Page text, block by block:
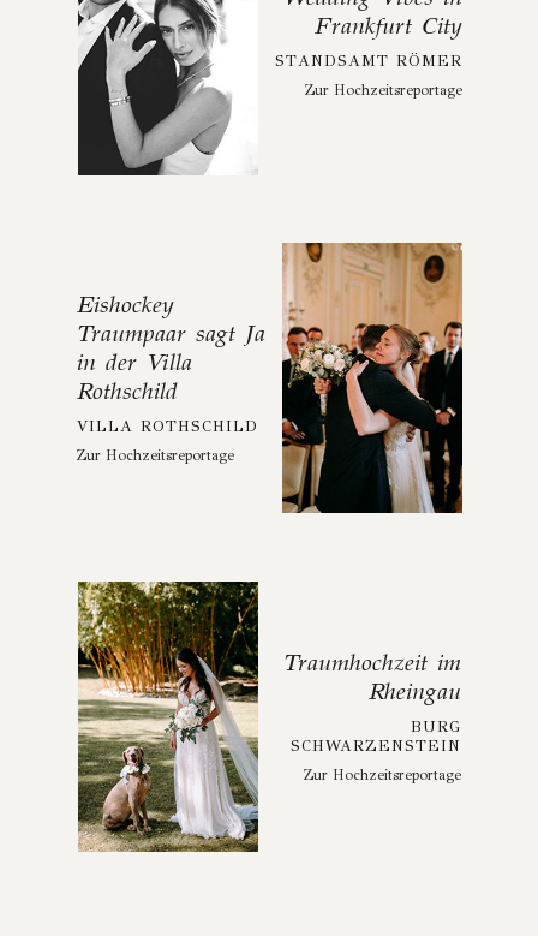
Frankfurt City
STANDSAMT RÖMER
Zur Hochzeitsreportage
Eishockey
Traumpaar sagt Ja
in der Villa
Rothschild
VILLA ROTHSCHILD
Zur Hochzeitsreportage
Traumhochzeit im
Rheingau
BURG
SCHWARZENSTEIN
Zur Hochzeitsreportage